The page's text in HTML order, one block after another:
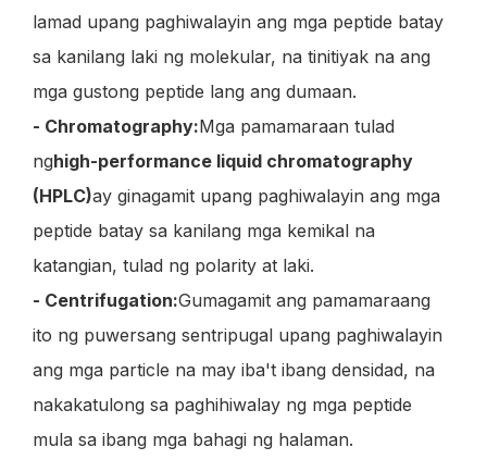
lamad upang paghiwalayin ang mga peptide batay
sa kanilang laki ng molekular, na tinitiyak na ang
mga gustong peptide lang ang dumaan.
- Chromatography:Mga pamamaraan tulad
nghigh-performance liquid chromatography
(HPLC)ay ginagamit upang paghiwalayin ang mga
peptide batay sa kanilang mga kemikal na
katangian, tulad ng polarity at laki.
- Centrifugation:Gumagamit ang pamamaraang
ito ng puwersang sentripugal upang paghiwalayin
ang mga particle na may iba't ibang densidad, na
nakakatulong sa paghihiwalay ng mga peptide
mula sa ibang mga bahagi ng halaman.